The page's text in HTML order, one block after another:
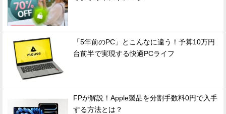
「5年前のPC」とこんなに違う！予算10万円
台前半で実現する快適PCライフ
FPが解説！Apple製品を分割手数料0円で入手
する方法とは？